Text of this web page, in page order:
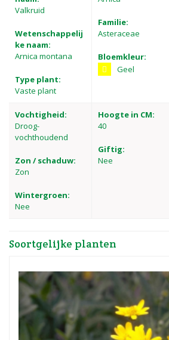
Valkruid
Wetenschappelij
ke naam:
Arnica montana
Type plant:
Vaste plant
Familie:
Asteraceae
Bloemkleur:
Geel
Vochtigheid:
Droog-
vochthoudend
Zon / schaduw:
Zon
Wintergroen:
Nee
Hoogte in CM:
40
Giftig:
Nee
Soortgelijke planten